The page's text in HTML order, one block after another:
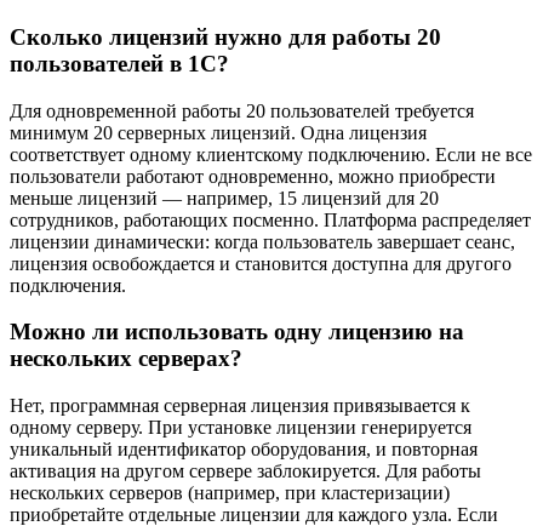
Сколько лицензий нужно для работы 20
пользователей в 1С?
Для одновременной работы 20 пользователей требуется
минимум 20 серверных лицензий. Одна лицензия
соответствует одному клиентскому подключению. Если не все
пользователи работают одновременно, можно приобрести
меньше лицензий — например, 15 лицензий для 20
сотрудников, работающих посменно. Платформа распределяет
лицензии динамически: когда пользователь завершает сеанс,
лицензия освобождается и становится доступна для другого
подключения.
Можно ли использовать одну лицензию на
нескольких серверах?
Нет, программная серверная лицензия привязывается к
одному серверу. При установке лицензии генерируется
уникальный идентификатор оборудования, и повторная
активация на другом сервере заблокируется. Для работы
нескольких серверов (например, при кластеризации)
приобретайте отдельные лицензии для каждого узла. Если